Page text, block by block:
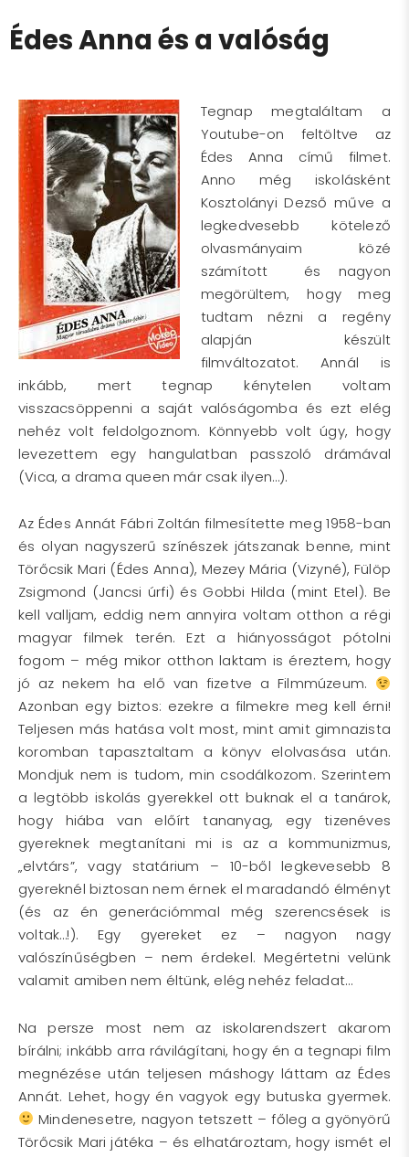
Édes Anna és a valóság
Tegnap megtaláltam a
Youtube-on feltöltve az
Édes Anna című filmet.
Anno még iskolásként
Kosztolányi Dezső műve a
legkedvesebb kötelező
olvasmányaim közé
számított és nagyon
megörültem, hogy meg
tudtam nézni a regény
alapján készült
filmváltozatot. Annál is
inkább, mert tegnap kénytelen voltam
visszacsöppenni a saját valóságomba és ezt elég
nehéz volt feldolgoznom. Könnyebb volt úgy, hogy
levezettem egy hangulatban passzoló drámával
(Vica, a drama queen már csak ilyen…).
Az Édes Annát Fábri Zoltán filmesítette meg 1958-ban
és olyan nagyszerű színészek játszanak benne, mint
Törőcsik Mari (Édes Anna), Mezey Mária (Vizyné), Fülöp
Zsigmond (Jancsi úrfi) és Gobbi Hilda (mint Etel). Be
kell valljam, eddig nem annyira voltam otthon a régi
magyar filmek terén. Ezt a hiányosságot pótolni
fogom – még mikor otthon laktam is éreztem, hogy
jó az nekem ha elő van fizetve a Filmmúzeum.
Azonban egy biztos: ezekre a filmekre meg kell érni!
Teljesen más hatása volt most, mint amit gimnazista
koromban tapasztaltam a könyv elolvasása után.
Mondjuk nem is tudom, min csodálkozom. Szerintem
a legtöbb iskolás gyerekkel ott buknak el a tanárok,
hogy hiába van előírt tananyag, egy tizenéves
gyereknek megtanítani mi is az a kommunizmus,
„elvtárs”, vagy statárium – 10-ből legkevesebb 8
gyereknél biztosan nem érnek el maradandó élményt
(és az én generációmmal még szerencsések is
voltak…!). Egy gyereket ez – nagyon nagy
valószínűségben – nem érdekel. Megértetni velünk
valamit amiben nem éltünk, elég nehéz feladat…
Na persze most nem az iskolarendszert akarom
bírálni; inkább arra rávilágítani, hogy én a tegnapi film
megnézése után teljesen máshogy láttam az Édes
Annát. Lehet, hogy én vagyok egy butuska gyermek.
Mindenesetre, nagyon tetszett – főleg a gyönyörű
Törőcsik Mari játéka – és elhatároztam, hogy ismét el